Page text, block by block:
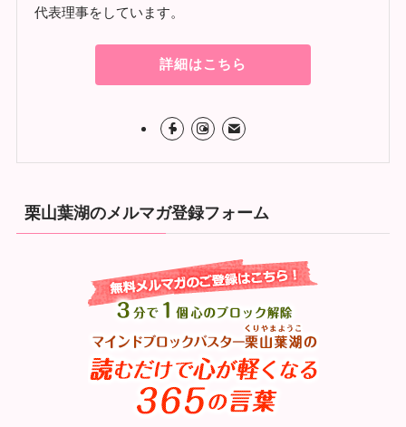
代表理事をしています。
詳細はこちら
栗山葉湖のメルマガ登録フォーム